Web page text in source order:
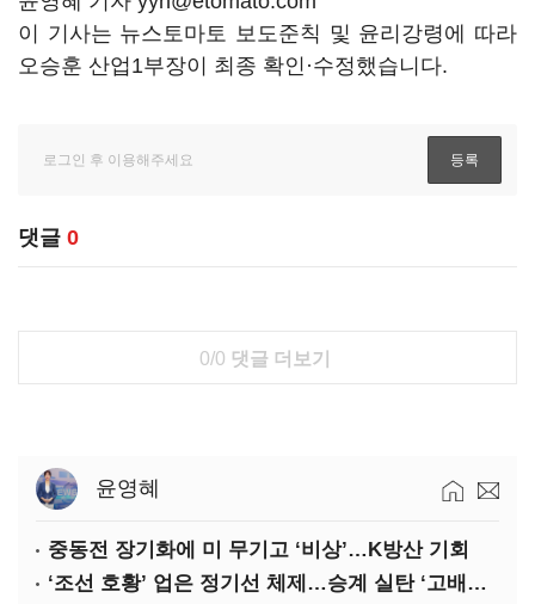
이 기사는 뉴스토마토 보도준칙 및 윤리강령에 따라
오승훈 산업1부장이 최종 확인·수정했습니다.
댓글 0
0/0 댓글 더보기
윤영혜
중동전 장기화에 미 무기고 ‘비상’…K방산 기회
‘조선 호황’ 업은 정기선 체제…승계 실탄 ‘고배당’ 주목